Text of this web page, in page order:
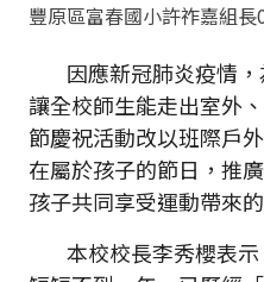
豐原區富春國小許祚嘉組長
因應新冠肺炎疫情，
讓全校師生能走出室外
節慶祝活動改以班際戶
在屬於孩子的節日，推
孩子共同享受運動帶來
本校校長李秀櫻表示